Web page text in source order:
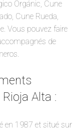
Orgánic, Cune
Cune Rueda,
Vous pouvez faire
de
Alta :
en 1987 et situé sur